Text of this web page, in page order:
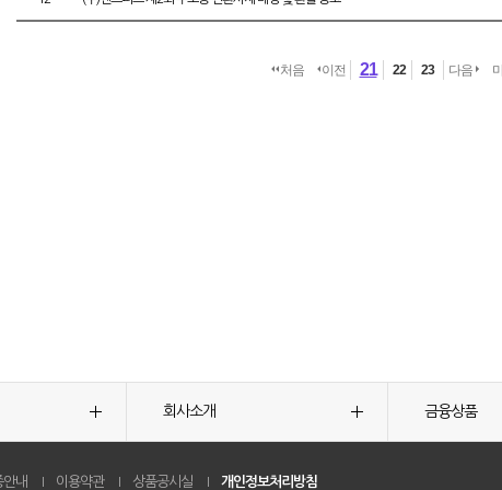
처음 이전 21 22 23 다음
회사소개 금융상품
안내 이용약관 상품공시실 개인정보처리방침